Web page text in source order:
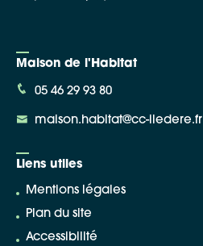
Maison de l'Habitat
05 46 29 93 80
maison.habitat@cc-iledere.fr
Liens utiles
Mentions légales
Plan du site
Accessibilité